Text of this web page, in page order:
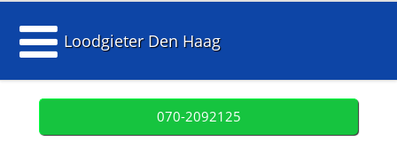
Loodgieter Den Haag
070-2092125